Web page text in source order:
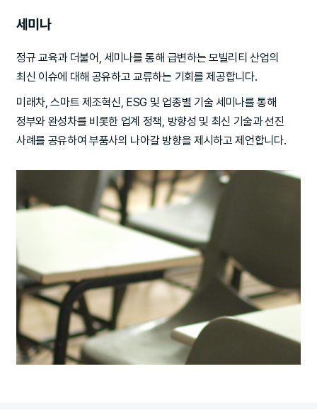
세미나
정규 교육과 더불어, 세미나를 통해 급변하는 모빌리티 산업의
최신 이슈에 대해 공유하고 교류하는 기회를 제공합니다.
미래차, 스마트 제조혁신, ESG 및 업종별 기술 세미나를 통해
정부와 완성차를 비롯한 업계 정책, 방향성 및 최신 기술과 선진
사례를 공유하여 부품사의 나아갈 방향을 제시하고 제언합니다.